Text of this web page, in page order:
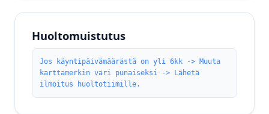
Huoltomuistutus
Jos käyntipäivämäärästä on yli 6kk -> Muuta
karttamerkin väri punaiseksi -> Lähetä
ilmoitus huoltotiimille.